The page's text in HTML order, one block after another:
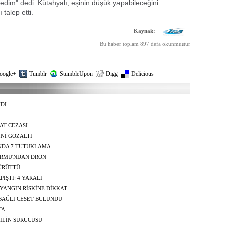
dedi. Kütahyalı, eşinin düşük yapabileceğini
talep etti.
Kaynak:
Bu haber toplam 897 defa okunmuştur
Tumblr StumbleUpon Digg Delicious
CEZASI
GÖZALTI
7 TUTUKLAMA
DRON
4 YARALI
RİSKİNE DİKKAT
CESET BULUNDU
SÜRÜCÜSÜ